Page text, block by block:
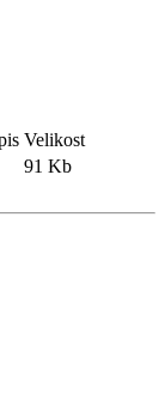
Velikost
91 Kb